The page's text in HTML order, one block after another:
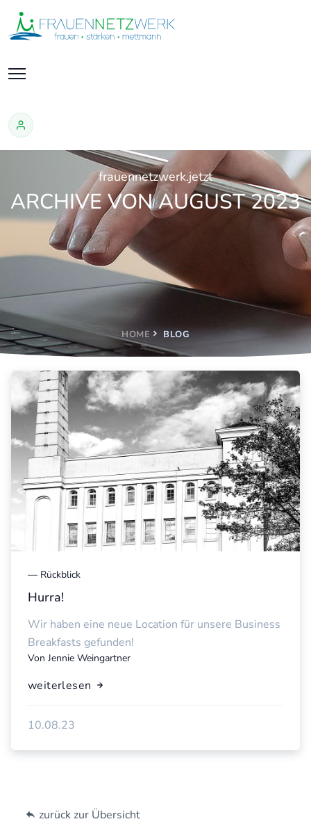
frauennetzwerk.jetzt
ARCHIVE VON AUGUST 2023
HOME BLOG
— Rückblick
Hurra!
Wir haben eine neue Location für unsere Business
Breakfasts gefunden!
Von Jennie Weingartner
weiterlesen
10.08.23
zurück zur Übersicht